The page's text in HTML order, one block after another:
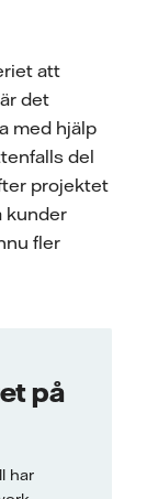
att
det
med hjälp
del
projektet
kunder
fler
på
har